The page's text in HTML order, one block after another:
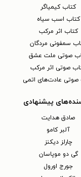
کتاب کیمیاگر
کتاب اسب سیاه
کتاب اثر مرکب
سمفونی مردگان
صوتی ملت عشق
صوتی اثر مرکب
صوتی عادت‌های اتمی
پیشنهادی
صادق هدایت
آلبر کامو
چارلز دیکنز
گی دو موپاسان
جورج اورول